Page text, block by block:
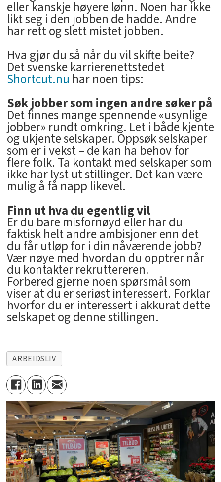
eller kanskje høyere lønn. Noen har ikke
likt seg i den jobben de hadde. Andre
har rett og slett mistet jobben.
Hva gjør du så når du vil skifte beite?
Det svenske karrierenettstedet
Shortcut.nu har noen tips:
Søk jobber som ingen andre søker på
Det finnes mange spennende «usynlige
jobber» rundt omkring. Let i både kjente
og ukjente selskaper. Oppsøk selskaper
som er i vekst – de kan ha behov for
flere folk. Ta kontakt med selskaper som
ikke har lyst ut stillinger. Det kan være
mulig å få napp likevel.
Finn ut hva du egentlig vil
Er du bare misfornøyd eller har du
faktisk helt andre ambisjoner enn det
du får utløp for i din nåværende jobb?
Vær nøye med hvordan du opptrer når
du kontakter rekruttereren.
Forbered gjerne noen spørsmål som
viser at du er seriøst interessert. Forklar
hvorfor du er interessert i akkurat dette
selskapet og denne stillingen.
ARBEIDSLIV